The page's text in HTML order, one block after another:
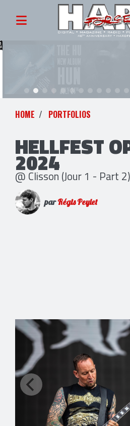
HOME PORTFOLIOS
HELLFEST
2024
@ Clisson (Jour 1 - Part 2)
parRégis Peylet